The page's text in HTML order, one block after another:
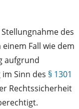
des
Fall wie dem
aufgrund
Sinn des § 1301
Rechtssicherheit